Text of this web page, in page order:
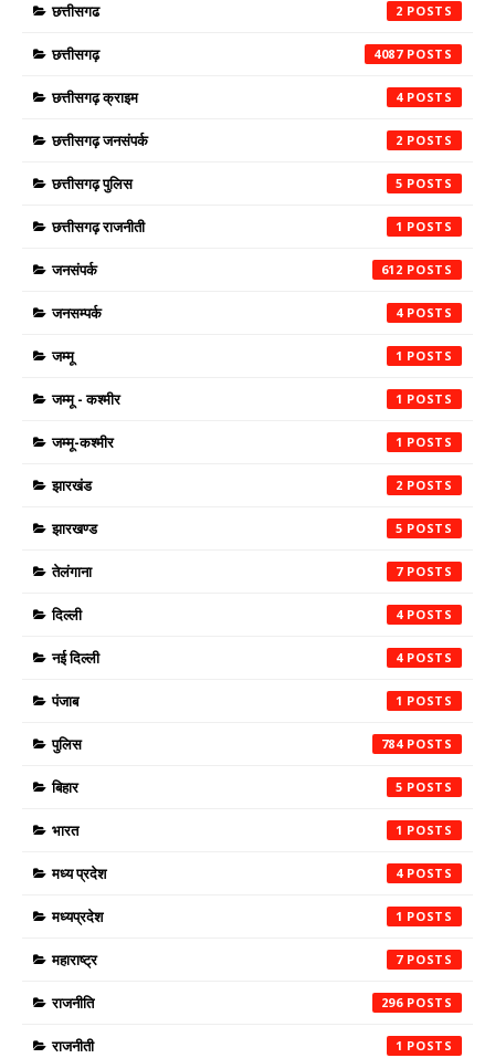
छत्तीसगढ 2
छत्तीसगढ़ 4087
छत्तीसगढ़ क्राइम 4
छत्तीसगढ़ जनसंपर्क 2
छत्तीसगढ़ पुलिस 5
छत्तीसगढ़ राजनीती 1
जनसंपर्क 612
जनसम्पर्क 4
जम्मू 1
जम्मू - कश्मीर 1
जम्मू-कश्मीर 1
झारखंड 2
झारखण्ड 5
तेलंगाना 7
दिल्ली 4
नई दिल्ली 4
पंजाब 1
पुलिस 784
बिहार 5
भारत 1
मध्य प्रदेश 4
मध्यप्रदेश 1
महाराष्ट्र 7
राजनीति 296
राजनीती 1